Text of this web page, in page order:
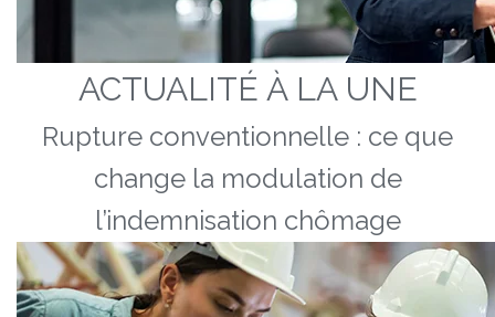
ACTUALITÉ À LA UNE
Rupture conventionnelle : ce que
change la modulation de
l’indemnisation chômage